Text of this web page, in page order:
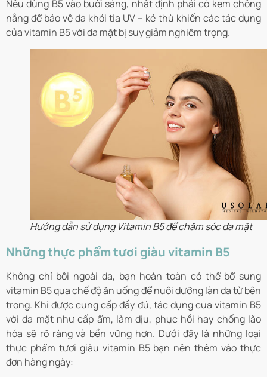
Nếu dùng B5 vào buổi sáng, nhất định phải có kem chống
nắng để bảo vệ da khỏi tia UV – kẻ thù khiến các tác dụng
của vitamin B5 với da mặt bị suy giảm nghiêm trọng.
Hướng dẫn sử dụng Vitamin B5 để chăm sóc da mặt
Những thực phẩm tươi giàu vitamin B5
Không chỉ bôi ngoài da, bạn hoàn toàn có thể bổ sung
vitamin B5 qua chế độ ăn uống để nuôi dưỡng làn da từ bên
trong. Khi được cung cấp đầy đủ, tác dụng của vitamin B5
với da mặt như cấp ẩm, làm dịu, phục hồi hay chống lão
hóa sẽ rõ ràng và bền vững hơn. Dưới đây là những loại
thực phẩm tươi giàu vitamin B5 bạn nên thêm vào thực
đơn hàng ngày: